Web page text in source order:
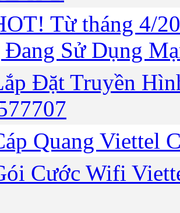
Từ tháng 4/
Đang Sử Dụng
Đặt Truyền
Quang Viettel
Cước Wifi